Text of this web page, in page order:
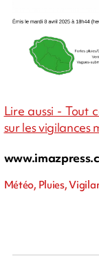
Lire aussi - Tout
sur les vigilances
Météo, Pluies,